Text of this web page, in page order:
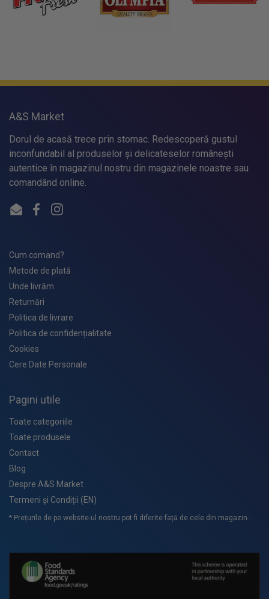
A&S Market
Dorul de acasă trece prin stomac. Redescoperă gustul
inconfundabil al produselor și delicateselor românești
autentice în magazinul nostru din magazinele noastre sau
comandând online.
EmailFacebookInstagram
Cum comand?
Metode de plată
Unde livrăm
Returnări
Politica de livrare
Politica de confidențialitate
Cookies
Cere Date Personale
Pagini utile
Toate categoriile
Toate produsele
Contact
Blog
Despre A&S Market
Termeni și Condiții (EN)
* Prețurile de pe website-ul nostru pot fi diferite față de cele din magazin.